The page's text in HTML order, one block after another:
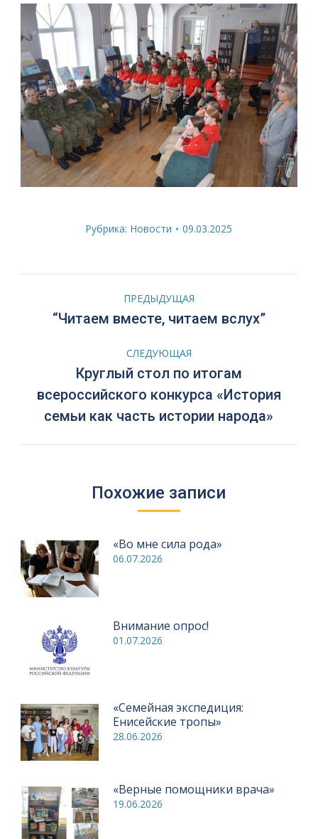
Рубрика: Новости 09.03.2025
НавигацияПРЕДЫДУЩАЯ
Предыдущая
“Читаем вместе, читаем вслух”
СЛЕДУЮЩАЯ
Следующая
Круглый стол по итогам
всероссийского конкурса «История
семьи как часть истории народа»
Похожие записи
«Во мне сила рода»
06.07.2026
Внимание опрос!
01.07.2026
«Семейная экспедиция:
Енисейские тропы»
28.06.2026
«Верные помощники врача»
19.06.2026